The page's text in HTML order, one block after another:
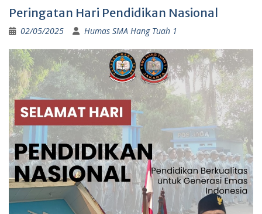
Peringatan Hari Pendidikan Nasional
02/05/2025 Humas SMA Hang Tuah 1